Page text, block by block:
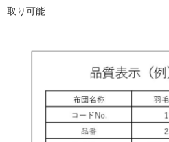
取り可能